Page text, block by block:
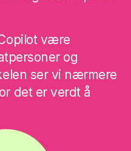
være
og
ser vi nærmere
det er verdt å